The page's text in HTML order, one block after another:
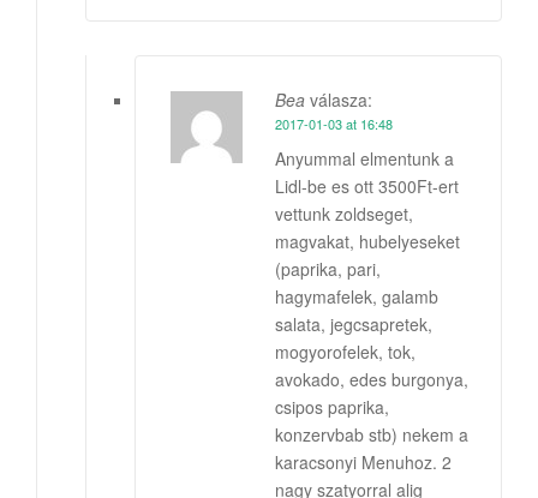
Bea válasza:
2017-01-03 at 16:48
Anyummal elmentunk a
Lidl-be es ott 3500Ft-ert
vettunk zoldseget,
magvakat, hubelyeseket
(paprika, pari,
hagymafelek, galamb
salata, jegcsapretek,
mogyorofelek, tok,
avokado, edes burgonya,
csipos paprika,
konzervbab stb) nekem a
karacsonyi Menuhoz. 2
nagy szatyorral alig